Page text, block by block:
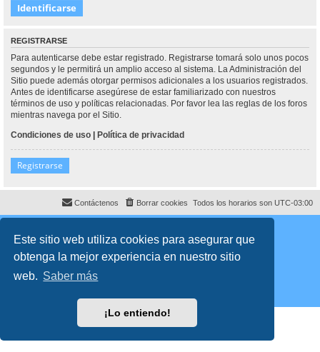
Este sitio web utiliza cookies para asegurar que
obtenga la mejor experiencia en nuestro sitio
web. Saber más
¡Lo entiendo!
REGISTRARSE
Para autenticarse debe estar registrado. Registrarse tomará solo unos pocos
segundos y le permitirá un amplio acceso al sistema. La Administración del
Sitio puede además otorgar permisos adicionales a los usuarios registrados.
Antes de identificarse asegúrese de estar familiarizado con nuestros
términos de uso y políticas relacionadas. Por favor lea las reglas de los foros
mientras navega por el Sitio.
Condiciones de uso | Política de privacidad
Registrarse
Todos los horarios son UTC-03:00
Borrar cookies
Contáctenos
Traducción al español porphpBB España
Abogados Argentinos
Privacidad|Condiciones